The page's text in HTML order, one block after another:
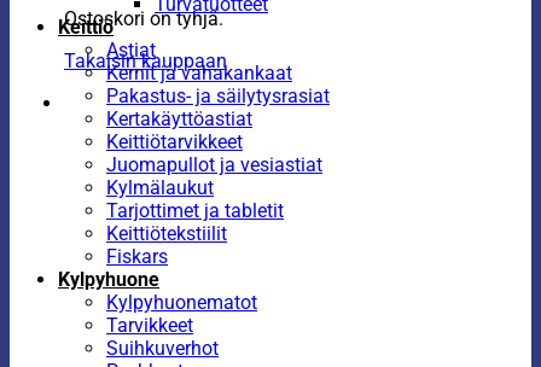
Ostoskori on tyhjä.
Takaisin kauppaan
Keittiö
Astiat
Kernit ja vahakankaat
Pakastus- ja säilytysrasiat
Kertakäyttöastiat
Keittiötarvikkeet
Juomapullot ja vesiastiat
Kylmälaukut
Tarjottimet ja tabletit
Keittiötekstiilit
Fiskars
Kylpyhuone
Kylpyhuonematot
Tarvikkeet
Suihkuverhot